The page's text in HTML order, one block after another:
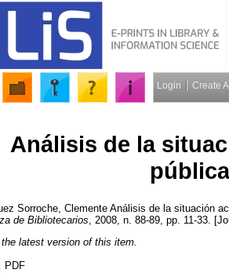
Login Create
Análisis de la
Sorroche, Clemente Análisis de la situación
de Bibliotecarios , 2008, n. 88-89, pp. 11-33.
latest version of this item.
PDF